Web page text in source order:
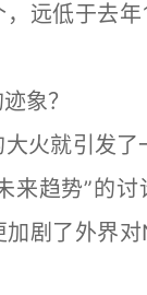
远低于去年
象？
就引发了
来趋势”的讨
加剧了外界